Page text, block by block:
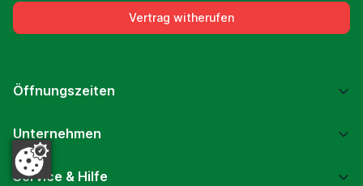
Vertrag witherufen
Öffnungszeiten
Unternehmen
Service & Hilfe